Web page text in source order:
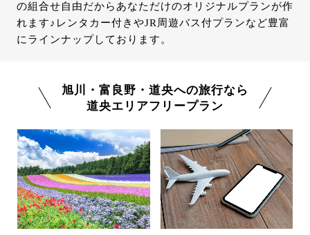
の組合せ自由だからあなただけのオリジナルプランが作
れます♪レンタカー付きやJR周遊バス付プランなど豊富
にラインナップしております。
旭川・富良野・道央への旅行なら
道央エリアフリープラン